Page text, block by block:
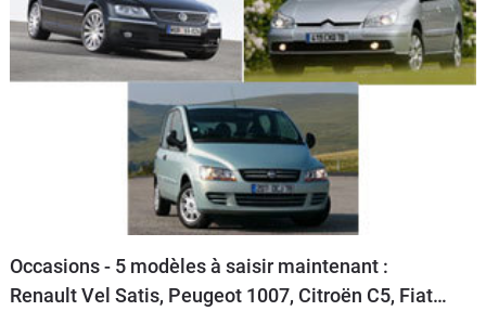
Occasions - 5 modèles à saisir maintenant :
Renault Vel Satis, Peugeot 1007, Citroën C5, Fiat